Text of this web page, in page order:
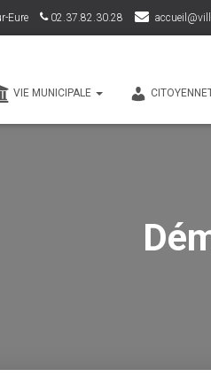
Eure 02.37.82.30.28
VIE MUNICIPALE